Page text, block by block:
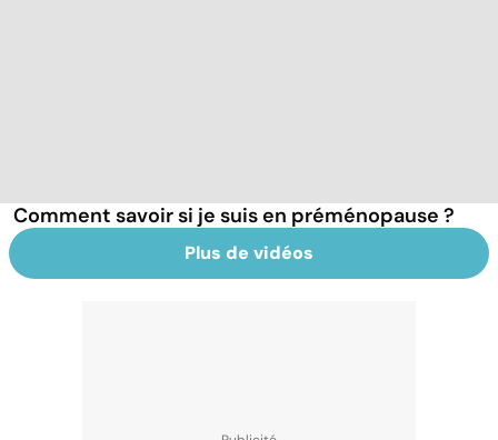
Comment savoir si je suis en préménopause ?
Plus de vidéos